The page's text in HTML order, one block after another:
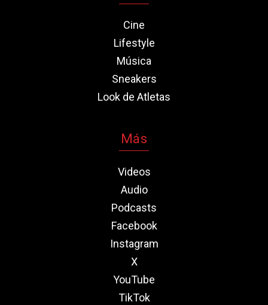
Cine
Lifestyle
Música
Sneakers
Look de Atletas
Más
Videos
Audio
Podcasts
Facebook
Instagram
X
YouTube
TikTok